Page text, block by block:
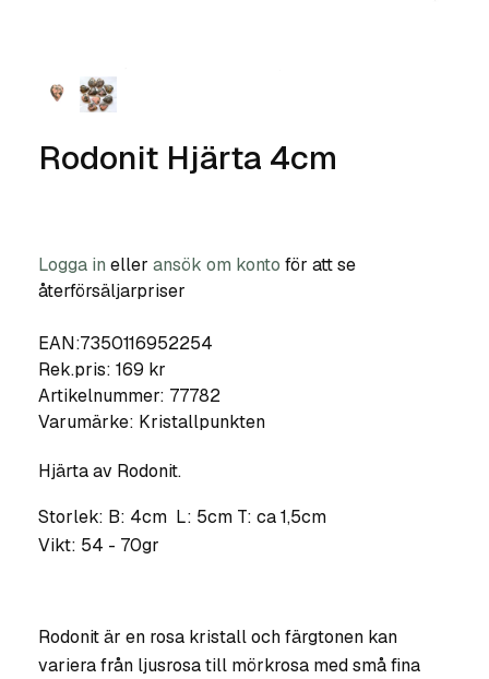
Rodonit Hjärta 4cm
Logga in eller ansök om konto för att se
återförsäljarpriser
EAN:7350116952254
Rek.pris: 169 kr
Artikelnummer: 77782
Varumärke: Kristallpunkten
Hjärta av Rodonit.
Storlek: B: 4cm L: 5cm T: ca 1,5cm
Vikt: 54 - 70gr
Rodonit är en rosa kristall och färgtonen kan
variera från ljusrosa till mörkrosa med små fina